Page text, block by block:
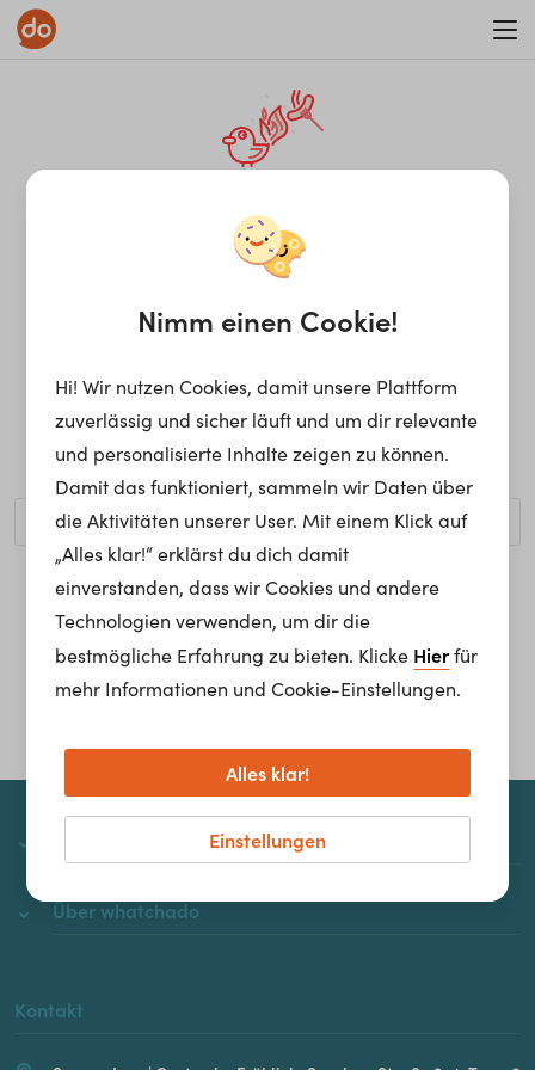
¡Ay, caramba! Seite nicht
gefunden.
Ups, die gewünschte Seite kann nicht gefunden werden.
Möchtest du nach einem bestimmten Begriff suchen?
Homepage
Über whatchado
Kontakt
Nimm einen Cookie!
Hi! Wir nutzen Cookies, damit unsere Plattform
zuverlässig und sicher läuft und um dir relevante
und personalisierte Inhalte zeigen zu können.
Damit das funktioniert, sammeln wir Daten über
die Aktivitäten unserer User. Mit einem Klick auf
„Alles klar!“ erklärst du dich damit
einverstanden, dass wir Cookies und andere
Technologien verwenden, um dir die
bestmögliche Erfahrung zu bieten. Klicke Hierfür
mehr Informationen und Cookie-Einstellungen.
Einstellungen
Alles klar!